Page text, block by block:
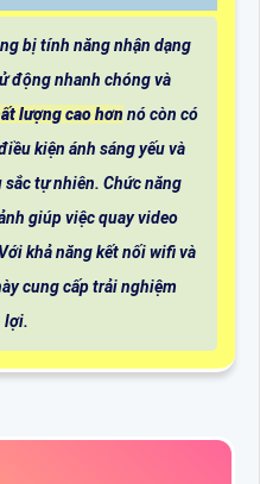
bị tính năng nhận dạng
động nhanh chóng và
lượng cao hơn nó còn có
kiện ánh sáng yếu và
tự nhiên. Chức năng
giúp việc quay video
khả năng kết nối wifi và
cung cấp trải nghiệm
lợi.